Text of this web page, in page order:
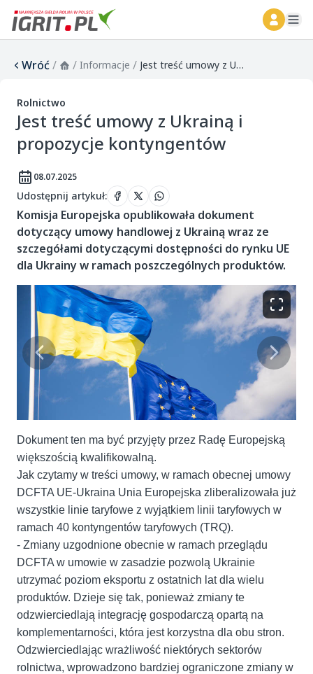
Wróć/ / Informacje / Jest treść umowy z Ukrainą i propozycje kontyngentów
Rolnictwo
Jest treść umowy z Ukrainą i
propozycje kontyngentów
08.07.2025
Udostępnij artykuł:
Komisja Europejska opublikowała dokument
dotyczący umowy handlowej z Ukrainą wraz ze
szczegółami dotyczącymi dostępności do rynku UE
dla Ukrainy w ramach poszczególnych produktów.
Dokument ten ma być przyjęty przez Radę Europejską
większością kwalifikowalną.
Jak czytamy w treści umowy, w ramach obecnej umowy
DCFTA UE-Ukraina Unia Europejska zliberalizowała już
wszystkie linie taryfowe z wyjątkiem linii taryfowych w
ramach 40 kontyngentów taryfowych (TRQ).
- Zmiany uzgodnione obecnie w ramach przeglądu
DCFTA w umowie w zasadzie pozwolą Ukrainie
utrzymać poziom eksportu z ostatnich lat dla wielu
produktów. Dzieje się tak, ponieważ zmiany te
odzwierciedlają integrację gospodarczą opartą na
komplementarności, która jest korzystna dla obu stron.
Odzwierciedlając wrażliwość niektórych sektorów
rolnictwa, wprowadzono bardziej ograniczone zmiany w